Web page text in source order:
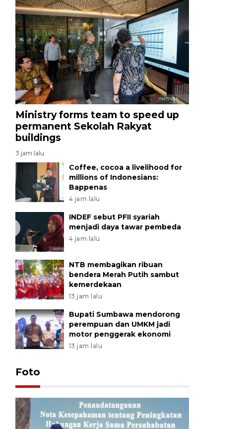
Ministry forms team to speed up
permanent Sekolah Rakyat
buildings
3 jam lalu
Coffee, cocoa a livelihood for
millions of Indonesians:
Bappenas
4 jam lalu
INDEF sebut PFII syariah
menjadi daya tawar pembeda
4 jam lalu
NTB membagikan ribuan
bendera Merah Putih sambut
kemerdekaan
13 jam lalu
Bupati Sumbawa mendorong
perempuan dan UMKM jadi
motor penggerak ekonomi
13 jam lalu
Foto